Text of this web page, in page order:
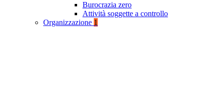
Burocrazia zero
Attività soggette a controllo
Organizzazione 1